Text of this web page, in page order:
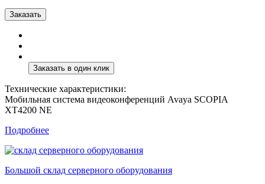
Заказать
Технические характеристики:
Мобильная система видеоконференций Avaya SCOPIA
XT4200 NE
Подробнее
Большой склад серверного оборудования